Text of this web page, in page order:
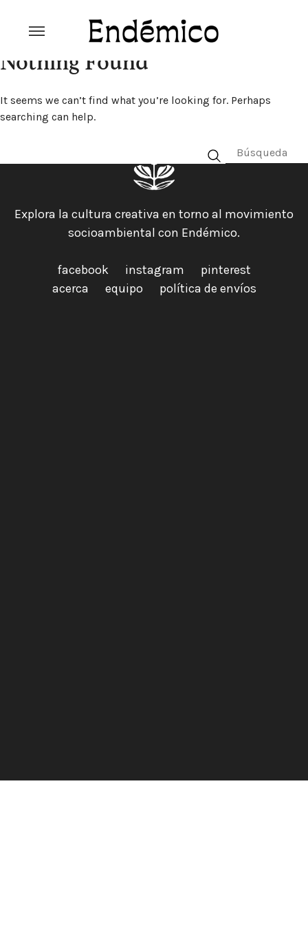
content
ambiental
Nothing Found
It seems we can’t find what you’re looking for. Perhaps
searching can help.
Explora la cultura creativa en torno al movimiento
socioambiental con Endémico.
facebook instagram
pinterest
acerca
equipo política de envíos